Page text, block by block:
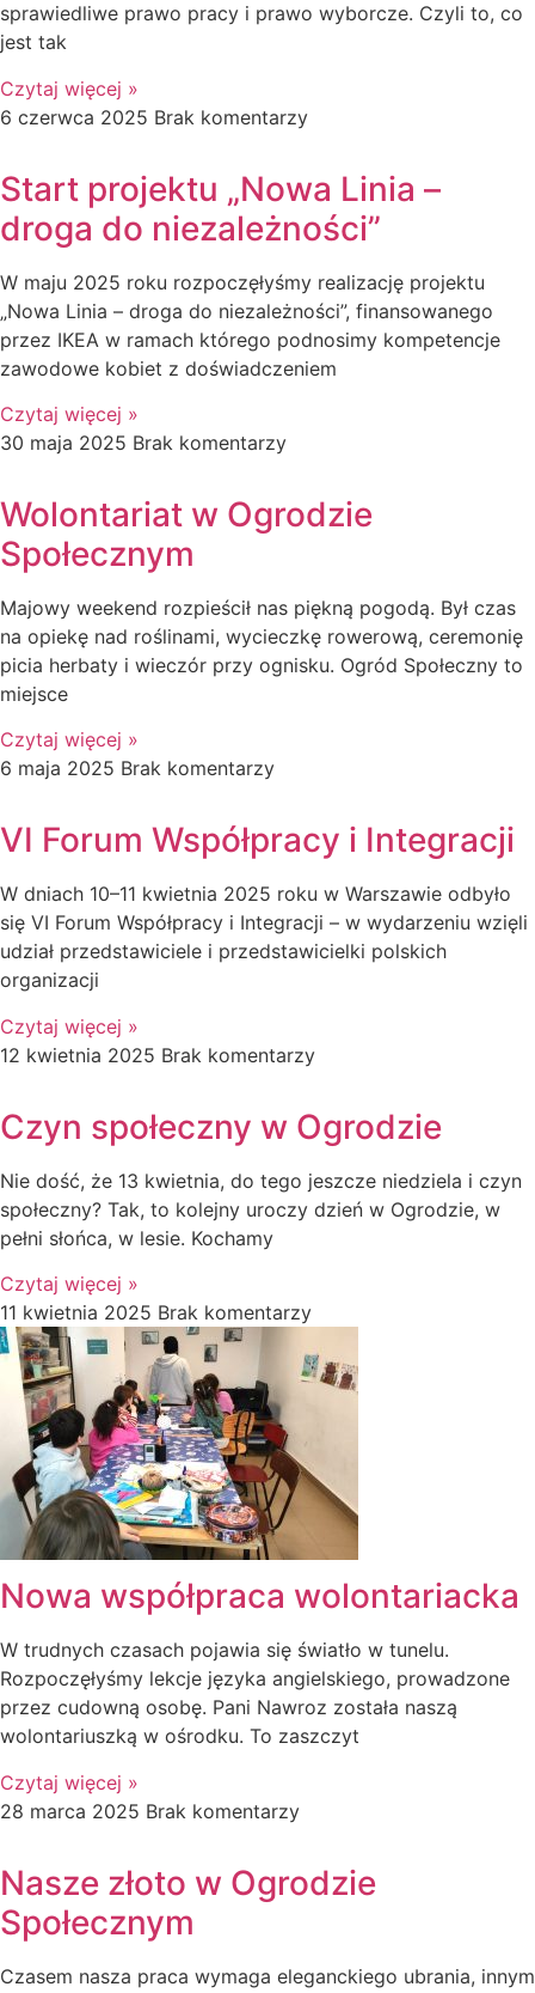
sprawiedliwe prawo pracy i prawo wyborcze. Czyli to, co
jest tak
Czytaj więcej »
6 czerwca 2025 Brak komentarzy
Start projektu „Nowa Linia –
droga do niezależności”
W maju 2025 roku rozpoczęłyśmy realizację projektu
„Nowa Linia – droga do niezależności”, finansowanego
przez IKEA w ramach którego podnosimy kompetencje
zawodowe kobiet z doświadczeniem
Czytaj więcej »
30 maja 2025 Brak komentarzy
Wolontariat w Ogrodzie
Społecznym
Majowy weekend rozpieścił nas piękną pogodą. Był czas
na opiekę nad roślinami, wycieczkę rowerową, ceremonię
picia herbaty i wieczór przy ognisku. Ogród Społeczny to
miejsce
Czytaj więcej »
6 maja 2025 Brak komentarzy
VI Forum Współpracy i Integracji
W dniach 10–11 kwietnia 2025 roku w Warszawie odbyło
się VI Forum Współpracy i Integracji – w wydarzeniu wzięli
udział przedstawiciele i przedstawicielki polskich
organizacji
Czytaj więcej »
12 kwietnia 2025 Brak komentarzy
Czyn społeczny w Ogrodzie
Nie dość, że 13 kwietnia, do tego jeszcze niedziela i czyn
społeczny? Tak, to kolejny uroczy dzień w Ogrodzie, w
pełni słońca, w lesie. Kochamy
Czytaj więcej »
11 kwietnia 2025 Brak komentarzy
Nowa współpraca wolontariacka
W trudnych czasach pojawia się światło w tunelu.
Rozpoczęłyśmy lekcje języka angielskiego, prowadzone
przez cudowną osobę. Pani Nawroz została naszą
wolontariuszką w ośrodku. To zaszczyt
Czytaj więcej »
28 marca 2025 Brak komentarzy
Nasze złoto w Ogrodzie
Społecznym
Czasem nasza praca wymaga eleganckiego ubrania, innym